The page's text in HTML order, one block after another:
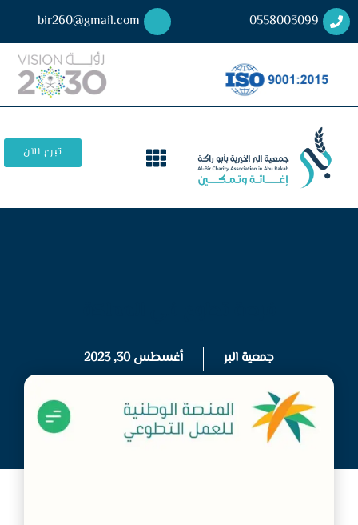
0558003099
bir260@gmail.com
تبرع الآن
جمعية البر أغسطس 30, 2023